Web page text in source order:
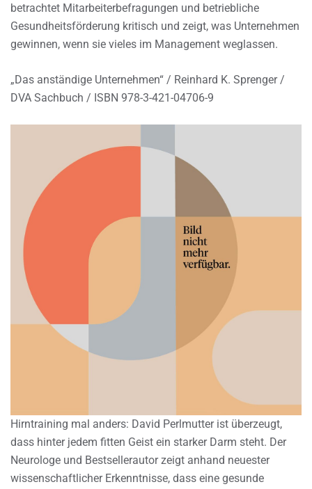
betrachtet Mitarbeiterbefragungen und betriebliche
Gesundheitsförderung kritisch und zeigt, was Unternehmen
gewinnen, wenn sie vieles im Management weglassen.
„Das anständige Unternehmen“ / Reinhard K. Sprenger /
DVA Sachbuch / ISBN 978-3-421-04706-9
Hirntraining mal anders: David Perlmutter ist überzeugt,
dass hinter jedem fitten Geist ein starker Darm steht. Der
Neurologe und Bestsellerautor zeigt anhand neuester
wissenschaftlicher Erkenntnisse, dass eine gesunde